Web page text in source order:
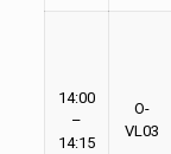
14:00
–
14:15
O-
VL03